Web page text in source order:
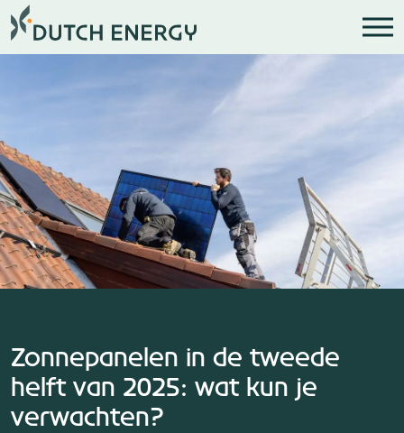
Zonnepanelen in de tweede
helft van 2025: wat kun je
verwachten?